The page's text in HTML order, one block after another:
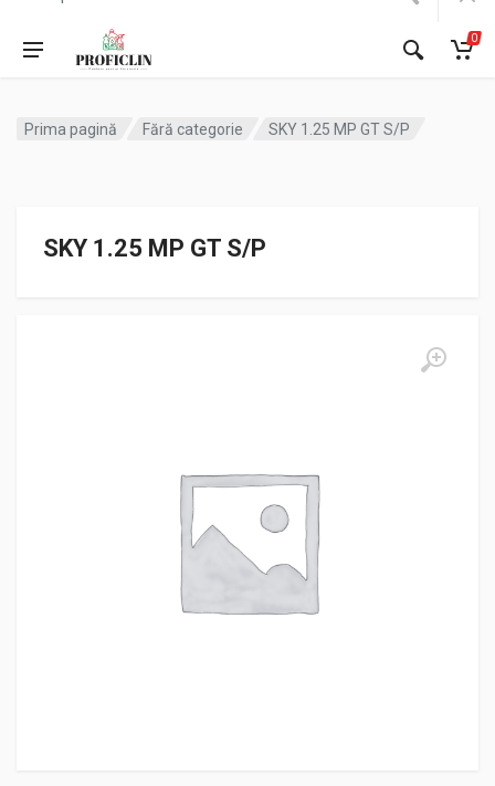
0
Prima pagină Fără categorie SKY 1.25 MP GT S/P
SKY 1.25 MP GT S/P